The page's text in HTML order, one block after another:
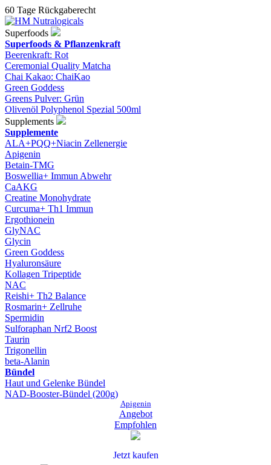
60 Tage Rückgaberecht
Superfoods
Superfoods & Pflanzenkraft
Beerenkraft: Rot
Ceremonial Quality Matcha
Chai Kakao: ChaiKao
Green Goddess
Greens Pulver: Grün
Olivenöl Polyphenol Spezial 500ml
Supplements
Supplemente
ALA+PQQ+Niacin Zellenergie
Apigenin
Betain-TMG
Boswellia+ Immun Abwehr
CaAKG
Creatine Monohydrate
Curcuma+ Th1 Immun
Ergothionein
GlyNAC
Glycin
Green Goddess
Hyaluronsäure
Kollagen Tripeptide
NAC
Reishi+ Th2 Balance
Rosmarin+ Zellruhe
Spermidin
Sulforaphan Nrf2 Boost
Taurin
Trigonellin
beta-Alanin
Bündel
Haut und Gelenke Bündel
NAD-Booster-Bündel (200g)
Apigenin
Angebot
Empfohlen
Jetzt kaufen